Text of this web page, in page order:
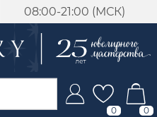
08:00-21:00 (МСК)
0 0